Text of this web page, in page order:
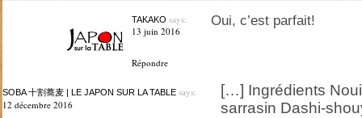
TAKAKO says:
13 juin 2016
Répondre
Oui, c’est parfait!
SOBA 十割蕎麦 | LE JAPON SUR LA TABLEsays:
12 décembre 2016
[…] Ingrédients
sarrasin Dashi-